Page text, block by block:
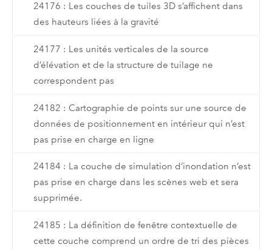
24176 : Les couches de tuiles 3D s’affichent dans
des hauteurs liées à la gravité
24177 : Les unités verticales de la source
d’élévation et de la structure de tuilage ne
correspondent pas
24182 : Cartographie de points sur une source de
données de positionnement en intérieur qui n’est
pas prise en charge en ligne
24184 : La couche de simulation d’inondation n’est
pas prise en charge dans les scènes web et sera
supprimée.
24185 : La définition de fenêtre contextuelle de
cette couche comprend un ordre de tri des pièces